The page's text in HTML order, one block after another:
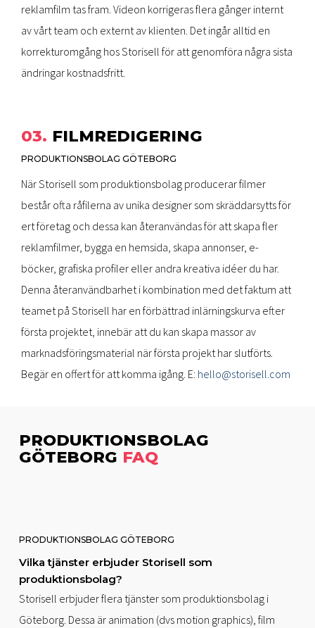
reklamfilm tas fram. Videon korrigeras flera gånger internt
av vårt team och externt av klienten. Det ingår alltid en
korrekturomgång hos Storisell för att genomföra några sista
ändringar kostnadsfritt.
03. FILMREDIGERING
PRODUKTIONSBOLAG GÖTEBORG
När Storisell som produktionsbolag producerar filmer
består ofta råfilerna av unika designer som skräddarsytts för
ert företag och dessa kan återanvändas för att skapa fler
reklamfilmer, bygga en hemsida, skapa annonser, e-
böcker, grafiska profiler eller andra kreativa idéer du har.
Denna återanvändbarhet i kombination med det faktum att
teamet på Storisell har en förbättrad inlärningskurva efter
första projektet, innebär att du kan skapa massor av
marknadsföringsmaterial när första projekt har slutförts.
Begär en offert för att komma igång. E: hello@storisell.com
PRODUKTIONSBOLAG
GÖTEBORG FAQ
PRODUKTIONSBOLAG GÖTEBORG
Vilka tjänster erbjuder Storisell som
produktionsbolag?
Storisell erbjuder flera tjänster som produktionsbolag i
Göteborg. Dessa är animation (dvs motion graphics), film